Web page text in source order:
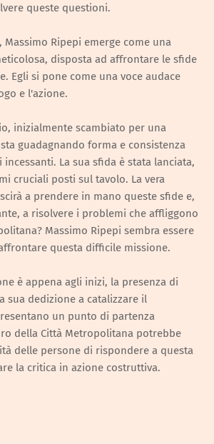
queste questioni.
Ripepi emerge come una
disposta ad affrontare le sfide
Egli si pone come una voce audace
e l'azione.
inizialmente scambiato per una
guadagnando forma e consistenza
La sua sfida è stata lanciata,
cruciali posti sul tavolo. La vera
a prendere in mano queste sfide e,
a risolvere i problemi che affliggono
Massimo Ripepi sembra essere
questa difficile missione.
è appena agli inizi, la presenza di
sua dedizione a catalizzare il
un punto di partenza
della Città Metropolitana potrebbe
delle persone di rispondere a questa
la critica in azione costruttiva.